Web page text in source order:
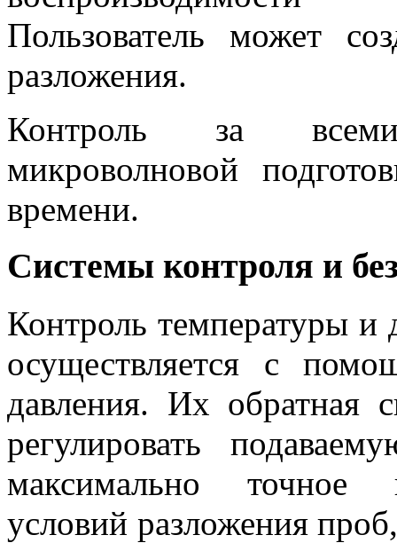
Пользователь может
разложения.
Контроль за
микроволновой
времени.
Системы контроля и
Контроль температуры и
осуществляется с
давления. Их обратная
регулировать
максимально точное
условий разложения